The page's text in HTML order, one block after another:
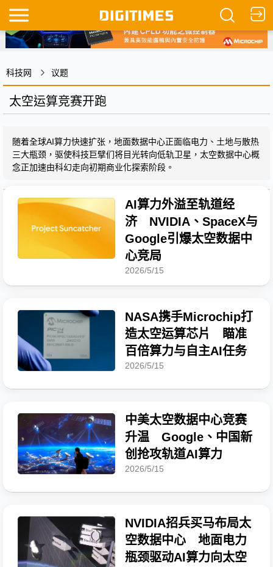
科技网 议题
太空运算竞赛开跑
随着全球AI算力快速扩张，地面数据中心正面临电力、土地与散热
三大瓶颈，驱使科技巨擘们将目光转向低轨卫星，太空数据中心概
念正加速由科幻走向初期商业化探索阶段。
AI算力外溢至轨道经
济 NVIDIA、SpaceX与
Google引爆太空数据中
心竞局
2026/5/15
NASA携手Microchip打
造太空运算芯片 瞄准
百倍算力与自主AI任务
2026/5/15
中美太空数据中心竞赛
升温 Google、中国新
创抢攻轨道AI算力
2026/5/15
NVIDIA招兵买马布局太
空数据中心 地面电力
瓶颈驱动AI算力向太空